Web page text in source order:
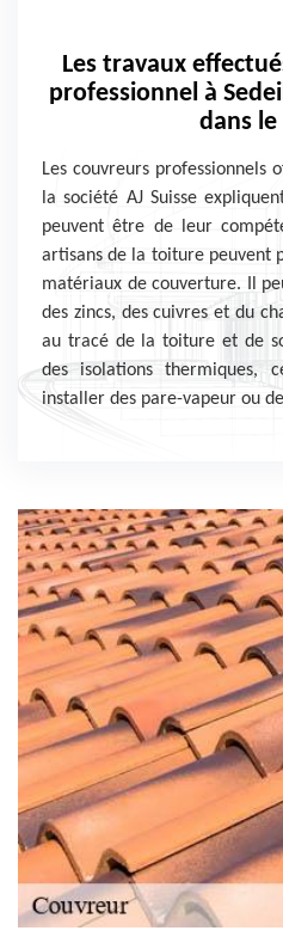
Les travaux
professionnel à
dans le
Les couvreurs professionnels
la société AJ Suisse
peuvent être de leur
artisans de la toiture peuvent
matériaux de couverture. Il
des zincs, des cuivres et du
au tracé de la toiture et de
des isolations thermiques,
installer des pare-vapeur ou